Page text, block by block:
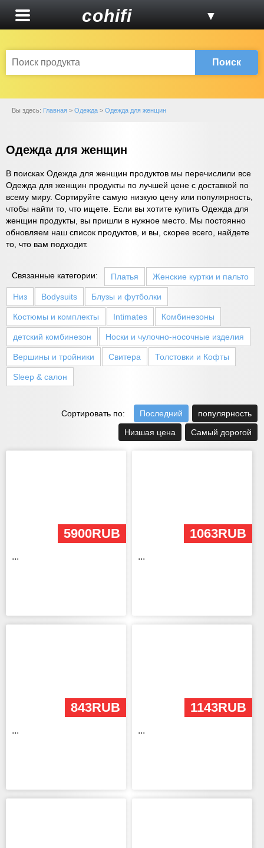
cohifi ▼
Поиск
Вы здесь: Главная > Одежда > Одежда для женщин
Одежда для женщин
В поисках Одежда для женщин продуктов мы перечислили все
Одежда для женщин продукты по лучшей цене с доставкой по
всему миру. Сортируйте самую низкую цену или популярность,
чтобы найти то, что ищете. Если вы хотите купить Одежда для
женщин продукты, вы пришли в нужное место. Мы постоянно
обновляем наш список продуктов, и вы, скорее всего, найдете
то, что вам подходит.
Связанные категории: Платья Женские куртки и пальто
Низ Bodysuits Блузы и футболки
Костюмы и комплекты Intimates Комбинезоны
детский комбинезон Носки и чулочно-носочные изделия
Вершины и тройники Свитера Толстовки и Кофты
Sleep & салон
Сортировать по: Последний
популярность
Низшая цена
Самый дорогой
5900RUB
...
1063RUB
...
843RUB
...
1143RUB
...